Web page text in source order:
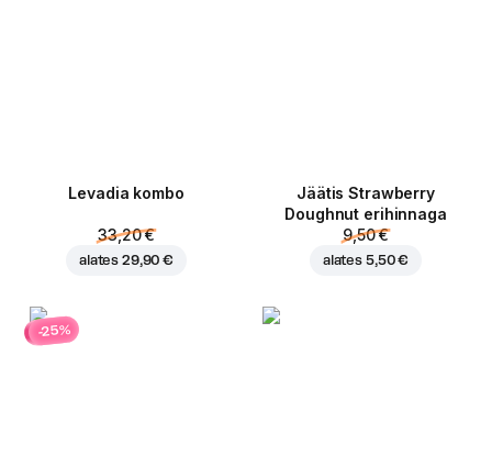
Levadia kombo
33,20 €
alates 29,90 €
Jäätis Strawberry
Doughnut erihinnaga
9,50 €
alates 5,50 €
-25%